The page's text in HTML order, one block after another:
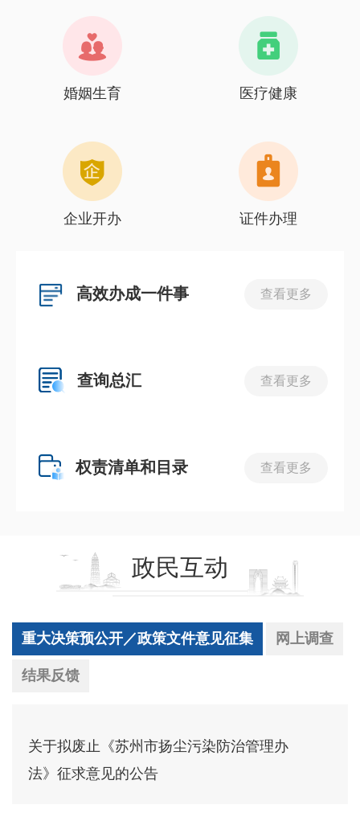
婚姻生育 医疗健康
企业开办 证件办理
高效办成一件事 查看更多
查询总汇 查看更多
权责清单和目录 查看更多
政民互动
重大决策预公开／政策文件意见征集 网上调查
结果反馈
关于拟废止《苏州市扬尘污染防治管理办
法》征求意见的公告